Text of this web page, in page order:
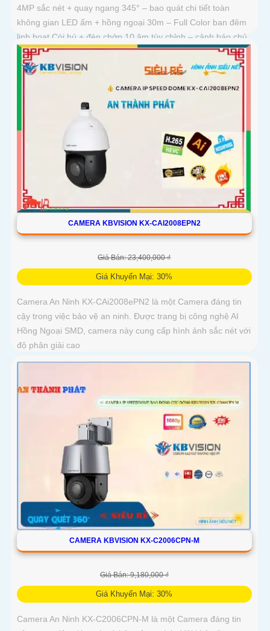
4MP sắc nét + quay ngang 345° – bao quát chi tiết toàn
không gian LED ấm + hồng ngoại 30m – Full Color ban đêm
linh hoạt Còi hú + đèn chớp 10 âm tùy chỉnh – cảnh báo chủ
động tức thì
CAMERA KBVISION KX-CAI2008EPN2
Giá Bán: 23,400,000 ₫
Giá Khuyến Mại: 30%
Camera An Ninh KX-CAi2008ePN2 là một Camera đáng tin
cậy trong việc bảo vệ an ninh. Được trang bị công nghệ AI
Hồng Ngoại SMD, camera này cung cấp hình ảnh sắc nét với
độ phân giải cao
CAMERA KBVISION KX-C2006CPN-M
Giá Bán: 9,180,000 ₫
Giá Khuyến Mại: 30%
Camera An Ninh KX-C2006CPN-M là một Camera đáng tin